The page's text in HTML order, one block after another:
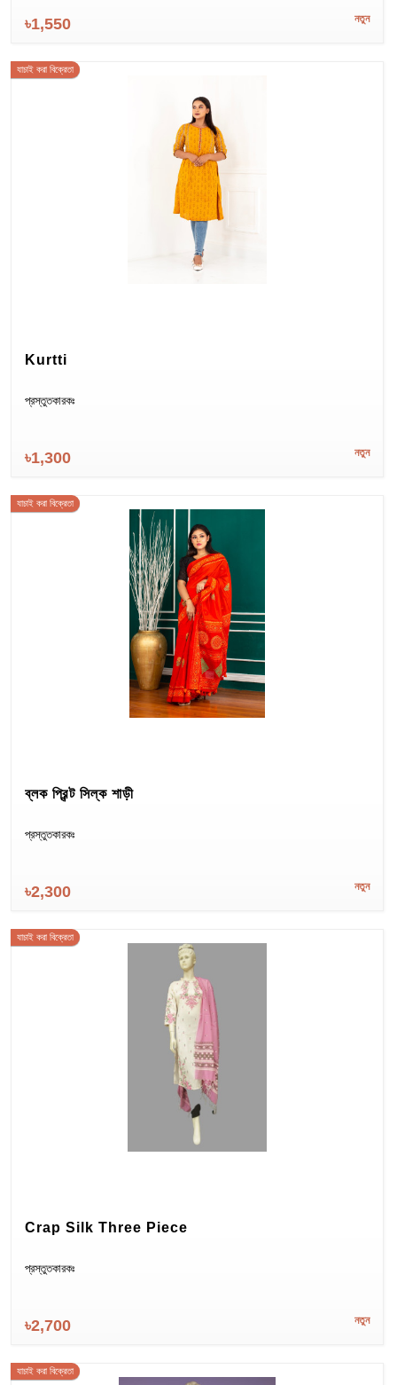
৳1,550 নতুন
যাচাই করা বিক্রেতা
Kurtti
প্রস্তুতকারকঃ
৳1,300 নতুন
যাচাই করা বিক্রেতা
ব্লক প্রিন্ট সিল্ক শাড়ী
প্রস্তুতকারকঃ
৳2,300 নতুন
যাচাই করা বিক্রেতা
Crap Silk Three Piece
প্রস্তুতকারকঃ
৳2,700 নতুন
যাচাই করা বিক্রেতা